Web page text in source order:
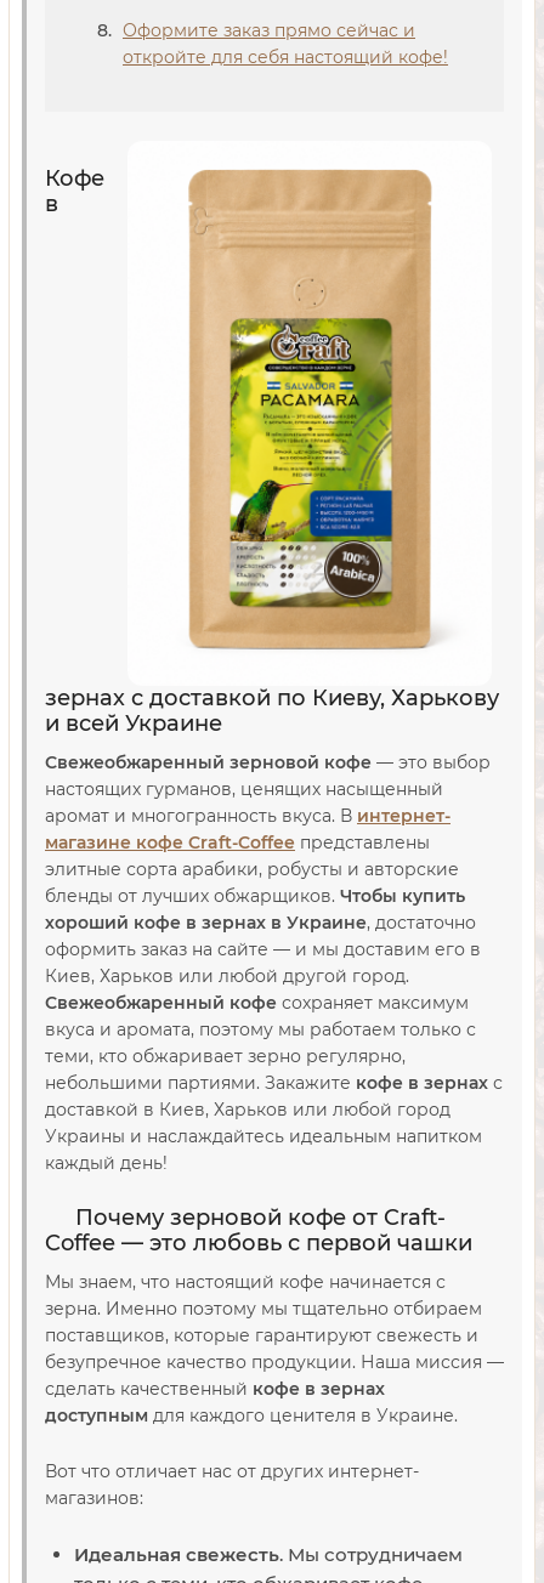
Оформите заказ прямо сейчас и
откройте для себя настоящий кофе!
Кофе
в
зернах с доставкой по Киеву, Харькову
и всей Украине
Свежеобжаренный зерновой кофе — это выбор
настоящих гурманов, ценящих насыщенный
аромат и многогранность вкуса. В интернет-
магазине кофе Craft-Coffee представлены
элитные сорта арабики, робусты и авторские
бленды от лучших обжарщиков. Чтобы купить
хороший кофе в зернах в Украине, достаточно
оформить заказ на сайте — и мы доставим его в
Киев, Харьков или любой другой город.
Свежеобжаренный кофе сохраняет максимум
вкуса и аромата, поэтому мы работаем только с
теми, кто обжаривает зерно регулярно,
небольшими партиями. Закажите кофе в зернах с
доставкой в Киев, Харьков или любой город
Украины и наслаждайтесь идеальным напитком
каждый день!
Почему зерновой кофе от Craft-
Coffee — это любовь с первой чашки
Мы знаем, что настоящий кофе начинается с
зерна. Именно поэтому мы тщательно отбираем
поставщиков, которые гарантируют свежесть и
безупречное качество продукции. Наша миссия —
сделать качественный кофе в зернах
доступным для каждого ценителя в Украине.
Вот что отличает нас от других интернет-
магазинов:
Идеальная свежесть. Мы сотрудничаем